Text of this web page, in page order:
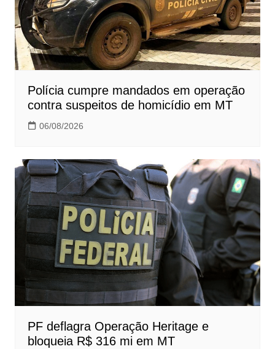
Polícia cumpre mandados em operação
contra suspeitos de homicídio em MT
06/08/2026
PF deflagra Operação Heritage e
bloqueia R$ 316 mi em MT